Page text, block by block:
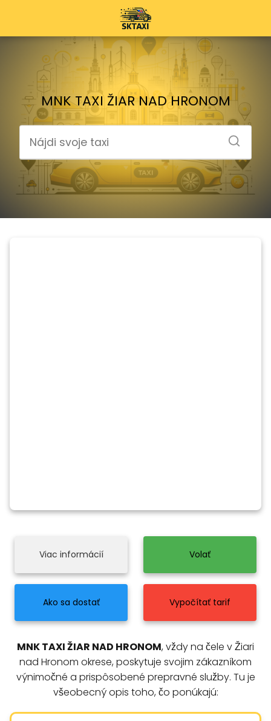
MNK TAXI ŽIAR NAD HRONOM
Viac informácií Volať
Ako sa dostať Vypočítať tarif
MNK TAXI ŽIAR NAD HRONOM, vždy na čele v Žiari
nad Hronom okrese, poskytuje svojim zákazníkom
výnimočné a prispôsobené prepravné služby. Tu je
všeobecný opis toho, čo ponúkajú: